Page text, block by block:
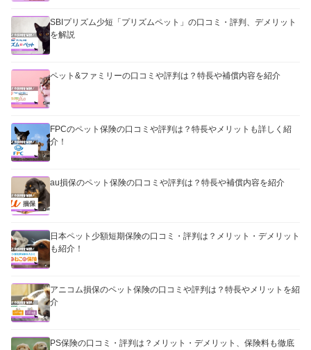
SBIプリズム少短「プリズムペット」の口コミ・評判、デメリット
を解説
ペット&ファミリーの口コミや評判は？特長や補償内容を紹介
FPCのペット保険の口コミや評判は？特長やメリットも詳しく紹
介！
au損保のペット保険の口コミや評判は？特長や補償内容を紹介
日本ペット少額短期保険の口コミ・評判は？メリット・デメリット
も紹介！
アニコム損保のペット保険の口コミや評判は？特長やメリットを紹
介
PS保険の口コミ・評判は？メリット・デメリット、保険料も徹底